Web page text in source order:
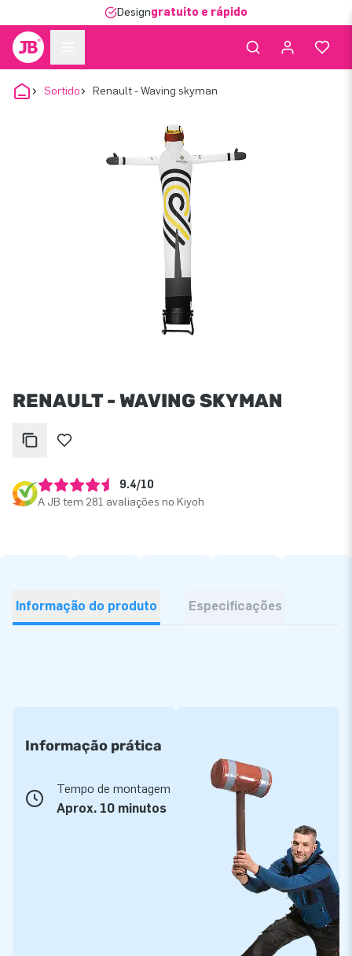
Designgratuito e rápido
Sortido Renault - Waving skyman
RENAULT - WAVING SKYMAN
9.4/10
A JB tem 281 avaliações no Kiyoh
Informação do produto Especificações
Informação prática
Tempo de montagem
Aprox. 10 minutos